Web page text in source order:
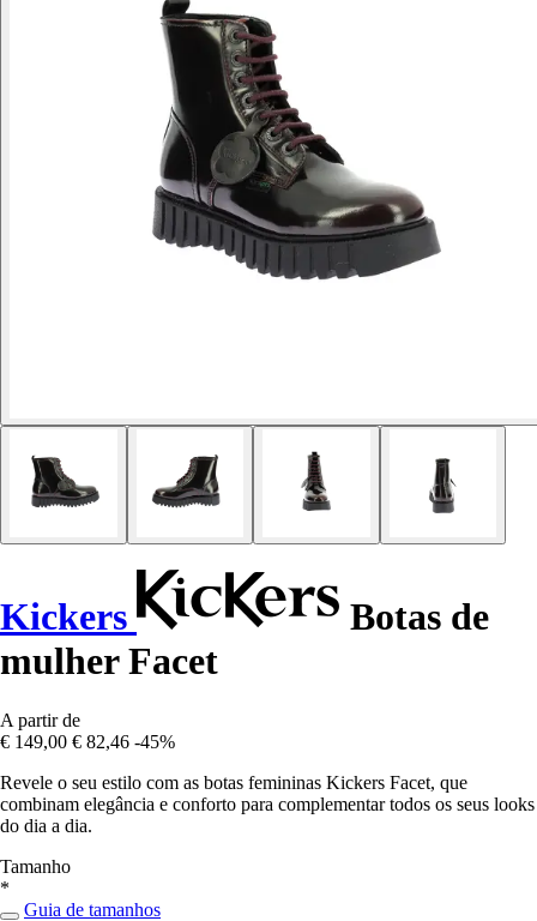
Kickers
Botas de
mulher Facet
A partir de
€ 149,00 € 82,46 -45%
Revele o seu estilo com as botas femininas Kickers Facet, que
combinam elegância e conforto para complementar todos os seus looks
do dia a dia.
Tamanho
*
Guia de tamanhos